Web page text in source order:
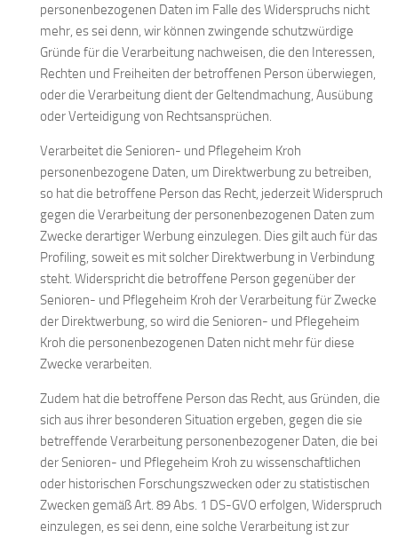
personenbezogenen Daten im Falle des Widerspruchs nicht
mehr, es sei denn, wir können zwingende schutzwürdige
Gründe für die Verarbeitung nachweisen, die den Interessen,
Rechten und Freiheiten der betroffenen Person überwiegen,
oder die Verarbeitung dient der Geltendmachung, Ausübung
oder Verteidigung von Rechtsansprüchen.
Verarbeitet die Senioren- und Pflegeheim Kroh
personenbezogene Daten, um Direktwerbung zu betreiben,
so hat die betroffene Person das Recht, jederzeit Widerspruch
gegen die Verarbeitung der personenbezogenen Daten zum
Zwecke derartiger Werbung einzulegen. Dies gilt auch für das
Profiling, soweit es mit solcher Direktwerbung in Verbindung
steht. Widerspricht die betroffene Person gegenüber der
Senioren- und Pflegeheim Kroh der Verarbeitung für Zwecke
der Direktwerbung, so wird die Senioren- und Pflegeheim
Kroh die personenbezogenen Daten nicht mehr für diese
Zwecke verarbeiten.
Zudem hat die betroffene Person das Recht, aus Gründen, die
sich aus ihrer besonderen Situation ergeben, gegen die sie
betreffende Verarbeitung personenbezogener Daten, die bei
der Senioren- und Pflegeheim Kroh zu wissenschaftlichen
oder historischen Forschungszwecken oder zu statistischen
Zwecken gemäß Art. 89 Abs. 1 DS-GVO erfolgen, Widerspruch
einzulegen, es sei denn, eine solche Verarbeitung ist zur